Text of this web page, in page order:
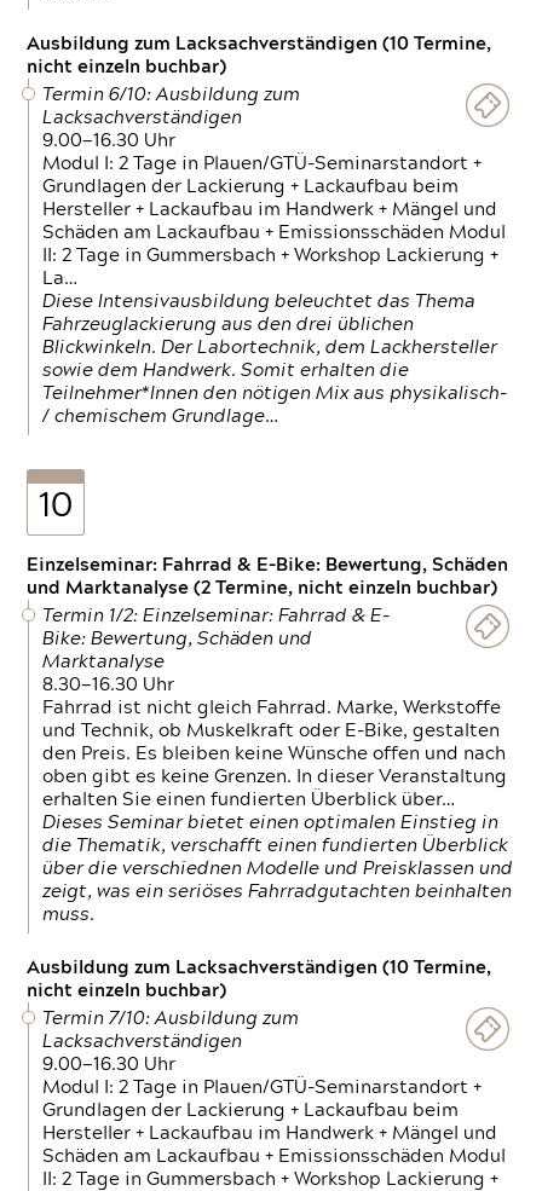
Ausbildung zum Lacksachverständigen (10 Termine,
nicht einzeln buchbar)
Termin 6/10: Ausbildung zum
Lacksachverständigen
9.00—16.30 Uhr
Modul I: 2 Tage in Plauen/GTÜ-Seminarstandort +
Grundlagen der Lackierung + Lackaufbau beim
Hersteller + Lackaufbau im Handwerk + Mängel und
Schäden am Lackaufbau + Emissionsschäden Modul
II: 2 Tage in Gummersbach + Workshop Lackierung +
La…
Diese Intensivausbildung beleuchtet das Thema
Fahrzeuglackierung aus den drei üblichen
Blickwinkeln. Der Labortechnik, dem Lackhersteller
sowie dem Handwerk. Somit erhalten die
Teilnehmer*Innen den nötigen Mix aus physikalisch-
/ chemischem Grundlage…
10
Einzelseminar: Fahrrad & E-Bike: Bewertung, Schäden
und Marktanalyse (2 Termine, nicht einzeln buchbar)
Termin 1/2: Einzelseminar: Fahrrad & E-
Bike: Bewertung, Schäden und
Marktanalyse
8.30—16.30 Uhr
Fahrrad ist nicht gleich Fahrrad. Marke, Werkstoffe
und Technik, ob Muskelkraft oder E-Bike, gestalten
den Preis. Es bleiben keine Wünsche offen und nach
oben gibt es keine Grenzen. In dieser Veranstaltung
erhalten Sie einen fundierten Überblick über…
Dieses Seminar bietet einen optimalen Einstieg in
die Thematik, verschafft einen fundierten Überblick
über die verschiednen Modelle und Preisklassen und
zeigt, was ein seriöses Fahrradgutachten beinhalten
muss.
Ausbildung zum Lacksachverständigen (10 Termine,
nicht einzeln buchbar)
Termin 7/10: Ausbildung zum
Lacksachverständigen
9.00—16.30 Uhr
Modul I: 2 Tage in Plauen/GTÜ-Seminarstandort +
Grundlagen der Lackierung + Lackaufbau beim
Hersteller + Lackaufbau im Handwerk + Mängel und
Schäden am Lackaufbau + Emissionsschäden Modul
II: 2 Tage in Gummersbach + Workshop Lackierung +